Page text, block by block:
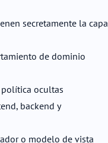
secretamente la capa
de dominio
ocultas
backend y
o modelo de vista